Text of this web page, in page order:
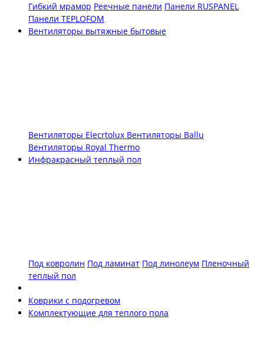
Гибкий мрамор Реечные панели Панели RUSPANEL
Панели TEPLOFOM
Вентиляторы вытяжные бытовые
Вентиляторы Elecrtolux Вентиляторы Ballu
Вентиляторы Royal Thermo
Инфракрасный теплый пол
Под ковролин Под ламинат Под линолеум Пленочный
теплый пол
Коврики с подогревом
Комплектующие для теплого пола